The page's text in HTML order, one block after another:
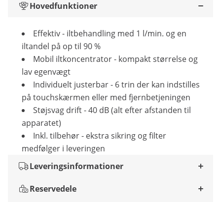
Hovedfunktioner
Effektiv - iltbehandling med 1 l/min. og en
iltandel på op til 90 %
Mobil iltkoncentrator - kompakt størrelse og
lav egenvægt
Individuelt justerbar - 6 trin der kan indstilles
på touchskærmen eller med fjernbetjeningen
Støjsvag drift - 40 dB (alt efter afstanden til
apparatet)
Inkl. tilbehør - ekstra sikring og filter
medfølger i leveringen
Leveringsinformationer
Reservedele